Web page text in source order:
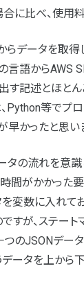
に比べ、使用
らデータを取得
言語からAWS
す記述とほとん
Python等でプ
かったと思い
タの流れを意
間がかかった
変数に入れて
すが、ステート
つのJSONデー
データを上から